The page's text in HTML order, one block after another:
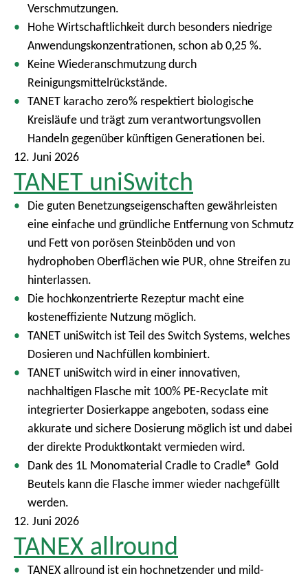
Verschmutzungen.
Hohe Wirtschaftlichkeit durch besonders niedrige
Anwendungskonzentrationen, schon ab 0,25 %.
Keine Wiederanschmutzung durch
Reinigungsmittelrückstände.
TANET karacho zero% respektiert biologische
Kreisläufe und trägt zum verantwortungsvollen
Handeln gegenüber künftigen Generationen bei.
12. Juni 2026
TANET uniSwitch
Die guten Benetzungseigenschaften gewährleisten
eine einfache und gründliche Entfernung von Schmutz
und Fett von porösen Steinböden und von
hydrophoben Oberflächen wie PUR, ohne Streifen zu
hinterlassen.
Die hochkonzentrierte Rezeptur macht eine
kosteneffiziente Nutzung möglich.
TANET uniSwitch ist Teil des Switch Systems, welches
Dosieren und Nachfüllen kombiniert.
TANET uniSwitch wird in einer innovativen,
nachhaltigen Flasche mit 100% PE-Recyclate mit
integrierter Dosierkappe angeboten, sodass eine
akkurate und sichere Dosierung möglich ist und dabei
der direkte Produktkontakt vermieden wird.
Dank des 1L Monomaterial Cradle to Cradle® Gold
Beutels kann die Flasche immer wieder nachgefüllt
werden.
12. Juni 2026
TANEX allround
TANEX allround ist ein hochnetzender und mild-